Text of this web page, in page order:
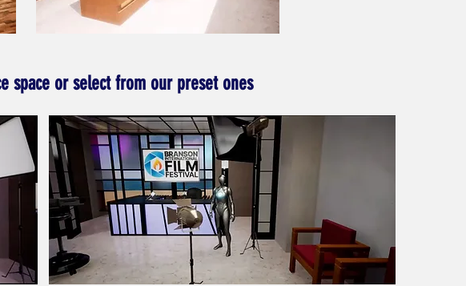
space or select from our preset ones